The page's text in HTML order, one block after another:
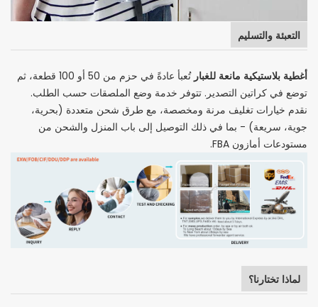
التعبئة والتسليم
أغطية بلاستيكية مانعة للغبار
تُعبأ عادةً في حزم من 50 أو 100 قطعة، ثم
توضع في كراتين التصدير. تتوفر خدمة وضع الملصقات حسب الطلب.
نقدم خيارات تغليف مرنة ومخصصة، مع طرق شحن متعددة (بحرية،
جوية، سريعة) - بما في ذلك التوصيل إلى باب المنزل والشحن من
مستودعات أمازون FBA.
لماذا تختارنا؟